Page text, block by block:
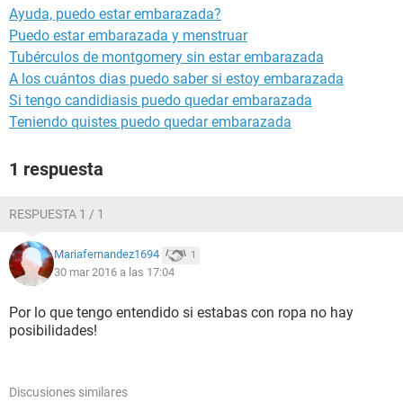
Ayuda, puedo estar embarazada?
Puedo estar embarazada y menstruar
Tubérculos de montgomery sin estar embarazada
A los cuántos dias puedo saber si estoy embarazada
Si tengo candidiasis puedo quedar embarazada
Teniendo quistes puedo quedar embarazada
1 respuesta
RESPUESTA 1 / 1
Mariafernandez1694 1
30 mar 2016 a las 17:04
Por lo que tengo entendido si estabas con ropa no hay
posibilidades!
Discusiones similares